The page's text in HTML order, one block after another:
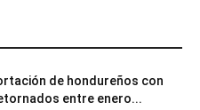
de hondureños con
entre enero...